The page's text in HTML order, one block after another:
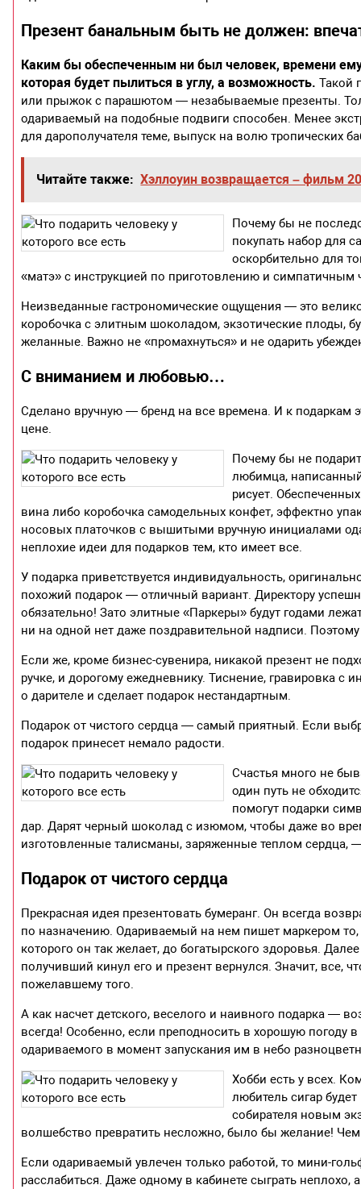
Презент банальным быть не должен:
Каким бы обеспеченным ни был человек, времени
которая будет пылиться в углу, а возможность. Такой
или прыжок с парашютом — незабываемые презенты.
одариваемый на подобные подвиги способен. Менее
для дарополучателя теме, выпуск на волю тропических
Читайте также: Хэллоуин возвращается – фильм
Почему бы не
покупать набор для
оскорбительно для
«матэ» с инструкцией по приготовлению и
Неизведанные гастрономические ощущения — это
коробочка с элитным шоколадом, экзотические плоды,
желанные. Важно не «промахнуться» и не одарить
С вниманием и любовью…
Сделано вручную — бренд на все времена. И к подаркам
цене.
Почему бы не
любимца,
рисует.
вина либо коробочка самодельных конфет, эффектно
носовых платочков с вышитыми вручную инициалами
неплохие идеи для подарков тем, кто имеет все.
У подарка приветствуется индивидуальность,
похожий подарок — отличный вариант. Директору
обязательно! Зато элитные «Паркеры» будут годами
ни на одной нет даже поздравительной надписи.
Если же, кроме бизнес-сувенира, никакой презент не
ручке, и дорогому ежедневнику. Тиснение, гравировка с
о дарителе и сделает подарок нестандартным.
Подарок от чистого сердца — самый приятный. Если
подарок принесет немало радости.
Счастья много не
один путь не
помогут подарки
дар. Дарят черный шоколад с изюмом, чтобы даже во
изготовленные талисманы, заряженные теплом сердца,
Подарок от чистого сердца
Прекрасная идея презентовать бумеранг. Он всегда
по назначению. Одариваемый на нем пишет маркером
которого он так желает, до богатырского здоровья.
получивший кинул его и презент вернулся. Значит, все,
пожелавшему того.
А как насчет детского, веселого и наивного подарка —
всегда! Особенно, если преподносить в хорошую погоду
одариваемого в момент запускания им в небо
Хобби есть у всех.
любитель сигар
собирателя новым
волшебство превратить несложно, было бы желание! Чем
Если одариваемый увлечен только работой, то мини-
расслабиться. Даже одному в кабинете сыграть